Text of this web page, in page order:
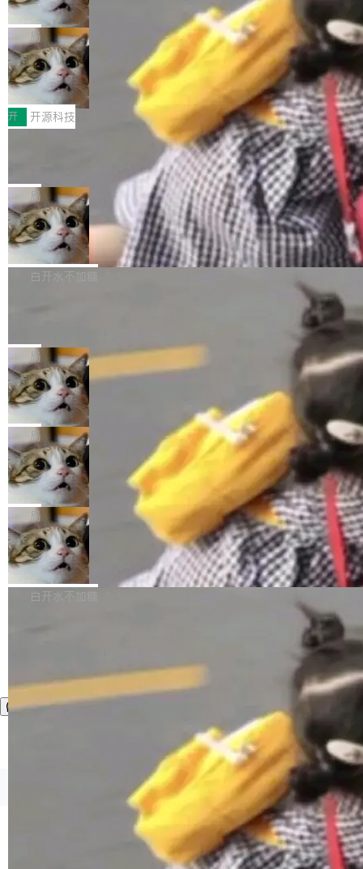
（<a href="https://bugzilla.mozilla.org/show_
bug.cgi?id=204...
orkers 跑了十年 Isolate。用 CEO Matthew Pri
nce 的话说：「我们一生都在用 Isolate 运行代
码，而 AI Agent 不需要容器，它们需要的是 Iso
late。」 容器为什么不合适 容器的问题在于启动
和销毁都太重了。一个 Agent 要执行的任务可能
只需要几毫秒的 CPU 时间，但容器从冷启动到
就绪要花数秒。如果未来有十...
诉讼，称“Apple is getting this wron
g”
上个月，苹果一纸诉状把 OpenAI 告上法庭，指
控其挖角苹果前员工并窃取商业秘密。苹果的诉
状把 OpenAI 描述成一个系统性地从前东家挖
人、套取机密信息的对手。 OpenAI 没发律师
函，也没选择庭外沉默。它在官网贴了一篇博
文，标题只有六个字：Apple is getting this wro
ng。 然后，它把邮件往来和 iMessage 聊天记
录全贴了出来。 他发错人了 苹果外部律师 Gabr
iel Gross 来自 Weil 律所，2 月 23 日下午 5:53
给 OpenAI 总法律顾问 Che Chang 发了封邮
件，附了一封长信，要求 OpenAI 配合调查前苹
果员工带走机密信...
局
HUAWEI MatePad Edge上架WorkBu
ddy鸿蒙PC版，说话就能干活的AI办公
搭子
全能AI工作台WorkBuddy鸿蒙PC版上架HUAWE
I MatePad Edge应用市场，直接下载即可使
用，与鸿蒙电脑上的体验一致。值得一提的是，
这是目前市面上唯一支持平板接入WorkBuddy P
C版的产品，搭载“人机双写”重磅功能——你写
你的，AI写AI的，同屏协作互不干扰。一句话让
AI帮你干活，现在开启全新体验！ 温馨提示：
体验WorkBuddy鸿蒙PC版前，请将 HUAWEI M
atePad Edge 升级至 HarmonyOS 6.1.0.135S
P9 patch03及以上版本。 *升级路径：设置 > 搜
开 开源科技
FFmpeg 9.0 发布：代号“Lei”，以此纪
全球知名开源多媒体框架 FFmpeg 今天正式发
布了 9.0 版本。这个版本除了带来新一代音视频
处理能力和硬件加速支持之外，还有一个特殊之
处：FFmpeg 9.0 的代号是“Lei”。 这个名字，
来自中国开发者雷霄骅（Lei Xiaohua）。 对于
很多中国音视频开发者而言，这个名字并不陌
“启蒙老师”。 而今年，恰好是雷霄骅离世十周
年。FFmpeg 社区最终选择用一个大版本的名
字，留下了这份纪念。 雷霄骅曾是中国传媒大学
数字电视技术方向的博士生，长期从事视频、音
频技...
局
亚马逊成本失控：AI 写代码烧掉 1215
万元，超预算 860%
外媒近日曝光了亚马逊的多份内部报告显示，AI
导致公司在多个项目上超支。《金融时报》报道
编写程序，目标是完成电商平台作者信息与商品
列表的数据匹配 —— 一项常规的数据处理任
务，最终却产生了 180 万美元的账单，实际支出
超出原定预算 860%。 更令人意外的是，该项目
最终并未成功落地，而高额算力消耗持续运行长
达 5 个月，公司直到财务对账时才察觉异常。这
意味着一个无人看管的 AI 程序，在近半年时间
里日夜不停地"烧钱"。 复盘显示，...
白开水不加糖
e CEO Clément Delangue 在 CNBC 的采访里
没有拐弯抹角。他说中国正在赢得 AI 竞赛，而
且按目前的速度，中国 AI 工具预计在今年底或
2027 年就能追上美国前沿实验室的水平。 Dela
ngue 把原因归结为一件事：开放协作。中国的
AI 开发者在一个共享和协作的生态里加速迭代，
而美国模型厂商在"闭门造车"。他的原话是 "buil
ding in silos"——各自为战，互不通气。 这个判
断从他嘴里说出来分量不同。Hugging Face 是
全球最大的开源 AI 平台，上面跑着上百万个模
型。谁在开源赛道上领先，...
局
当 AI agent 把源码变成了最好的扩展系
统，开发者工具必须开源
五年前，David Crawshaw 问过很多软件工程师
一个问题：你写过什么给自己用的程序？答案几
乎都是没有。工程师们整天用别人写的程序写程
序给别人用。偶尔有人自己写个博客系统、智能
家居控制、家庭实验室，都算稀奇事。 Crawsh
aw 是 Shelley 的作者，一个开源 AI coding age
nt。他最近在博客上写了一篇文章，核心论点很
简单：开发者工具必须开源。 理由不是传统的自
由软件情怀，而是一个跟 AI agent 直接相关的
技术判断。 两行 prompt 就能个性化任何软件 C
局
DeepSeek Harness 宣布内测邀请，全
网最大规模开源 Agent 路演现场诞生
一条内测招募帖，发出去的时候大概没人想到它
会变成一场开源 Agent 生态的路演。 8月1日，
DeepSeek Harness 团队负责人崔添翼（tiany
i）在 X 上发帖： 「如果你是 Agent Harness 相
关开源项目的开发者，希望参加 DeepSeek Har
ness 的内测，可以回复或私信联系我。请附上
Harness 负责把能力落到真实环境中——调用工
具、读写文件、管理上下文、处理错误、完成闭
环。崔添翼招人的标...
局
商汤 SenseNova U1.5-Lite-Preview
开源
商汤科技宣布面向社区开源轻量级统一多模态模
型的预览版本 SenseNova U1.5-Lite-Preview。
理解、推理、生成与编辑，还仅以 8B-MoT 的轻
量大小，将能力推进到4K、更精细的真实质感、
更复杂的视觉控制和可持续迭代编辑。 相比 U
1，U1.5-Lite-Preview 在以下方向上带来了显著
提升： 原生支持4K图像生成； 更精细的局部纹
理、细节与真实世界质感； 更准确的中英文文字
生成与复杂版式组织； 更稳定的图...
白开水不加糖
©OSCHINA(OSChina.NET) 京ICP备2025119063号